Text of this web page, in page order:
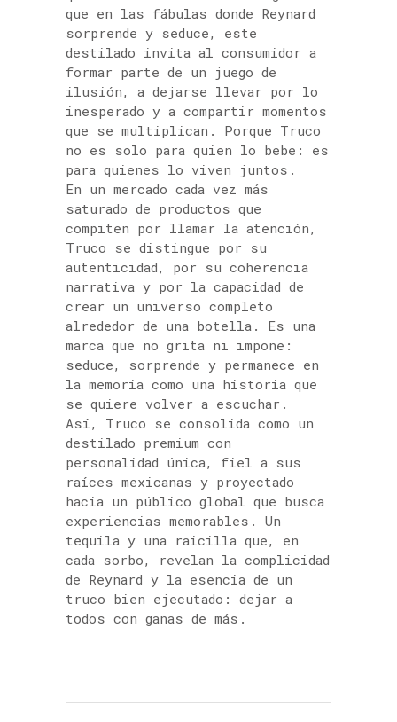
que en las fábulas donde Reynard
sorprende y seduce, este
destilado invita al consumidor a
formar parte de un juego de
ilusión, a dejarse llevar por lo
inesperado y a compartir momentos
que se multiplican. Porque Truco
no es solo para quien lo bebe: es
para quienes lo viven juntos.
En un mercado cada vez más
saturado de productos que
compiten por llamar la atención,
Truco se distingue por su
autenticidad, por su coherencia
narrativa y por la capacidad de
crear un universo completo
alrededor de una botella. Es una
marca que no grita ni impone:
seduce, sorprende y permanece en
la memoria como una historia que
se quiere volver a escuchar.
Así, Truco se consolida como un
destilado premium con
personalidad única, fiel a sus
raíces mexicanas y proyectado
hacia un público global que busca
experiencias memorables. Un
tequila y una raicilla que, en
cada sorbo, revelan la complicidad
de Reynard y la esencia de un
truco bien ejecutado: dejar a
todos con ganas de más.